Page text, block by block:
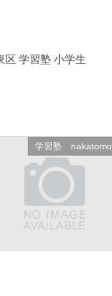
区 学習塾 小学生
学習塾 nakatomo